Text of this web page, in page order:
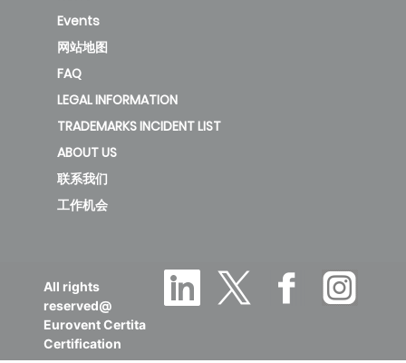
Events
网站地图
FAQ
LEGAL INFORMATION
TRADEMARKS INCIDENT LIST
ABOUT US
联系我们
工作机会
All rights
reserved@
Eurovent Certita
Certification